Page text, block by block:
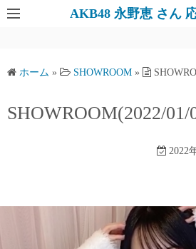
AKB48 永野恵 さん
ホーム » SHOWROOM »
SHOWROOM(2022/01/
2022